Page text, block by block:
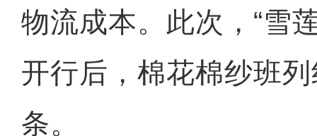
物流成本。此次，“雪
开行后，棉花棉纱班
条。